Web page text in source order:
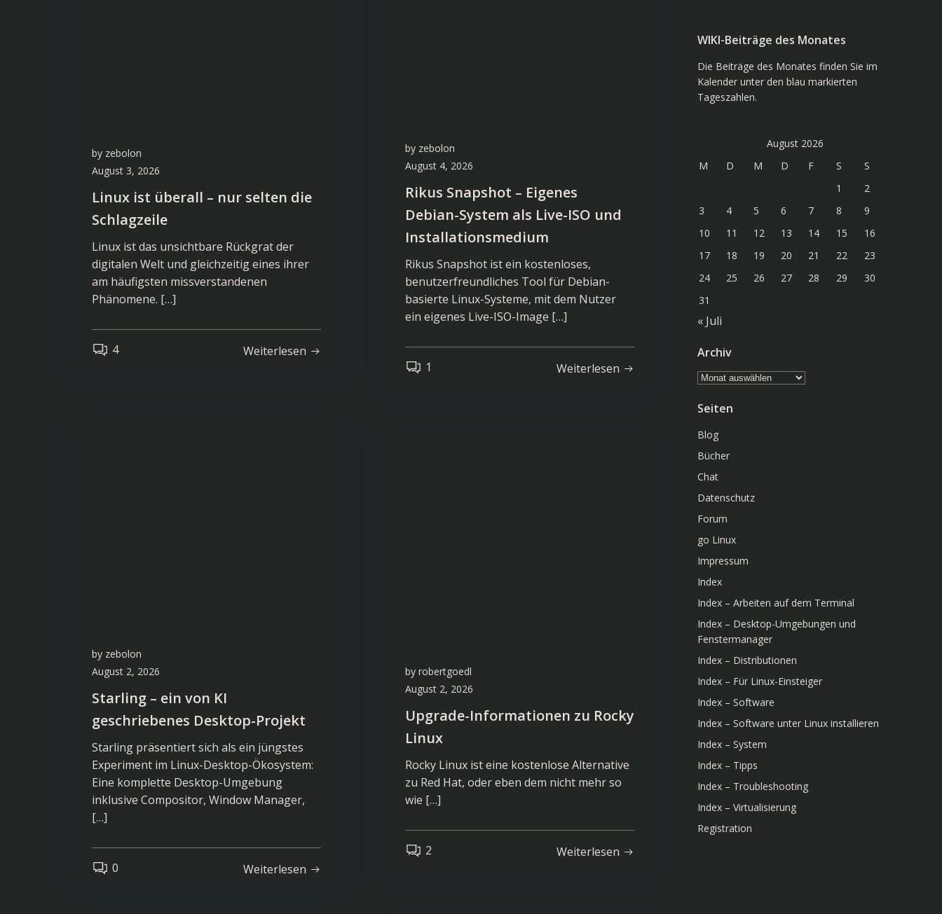
by zebolon
August 4, 2026
Rikus Snapshot – Eigenes
Debian-System als Live-ISO und
Installationsmedium
Rikus Snapshot ist ein kostenloses,
benutzerfreundliches Tool für Debian-
basierte Linux-Systeme, mit dem Nutzer
ein eigenes Live-ISO-Image […]
1 Weiterlesen
by zebolon
August 3, 2026
Linux ist überall – nur selten die
Schlagzeile
Linux ist das unsichtbare Rückgrat der
digitalen Welt und gleichzeitig eines ihrer
am häufigsten missverstandenen
Phänomene. […]
4 Weiterlesen
by zebolon
August 2, 2026
Starling – ein von KI
geschriebenes Desktop-Projekt
Starling präsentiert sich als ein jüngstes
Experiment im Linux-Desktop-Ökosystem:
Eine komplette Desktop-Umgebung
inklusive Compositor, Window Manager,
[…]
0 Weiterlesen
by robertgoedl
August 2, 2026
Upgrade-Informationen zu Rocky
Linux
Rocky Linux ist eine kostenlose Alternative
zu Red Hat, oder eben dem nicht mehr so
wie […]
2 Weiterlesen
WIKI-Beiträge des Monates
Die Beiträge des Monates finden Sie im
Kalender unter den blau markierten
Tageszahlen.
August 2026
M
D M D F S
S
1
2
3
4 5 6 7 8
9
10
11 12 13 14 15
16
17
18 19 20 21 22
23
24
25 26 27 28 29
30
31
« Juli
Archiv
Archiv
Seiten
Blog
Bücher
Chat
Datenschutz
Forum
go Linux
Impressum
Index
Index – Arbeiten auf dem Terminal
Index – Desktop-Umgebungen und
Fenstermanager
Index – Distributionen
Index – Für Linux-Einsteiger
Index – Software
Index – Software unter Linux installieren
Index – System
Index – Tipps
Index – Troubleshooting
Index – Virtualisierung
Registration